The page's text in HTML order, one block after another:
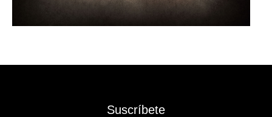
Suscríbete